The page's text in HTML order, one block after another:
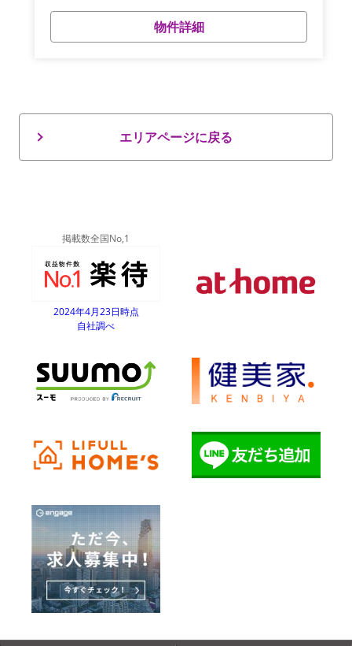
物件詳細
エリアページに戻る
掲載数全国No,1
2024年4月23日時点
自社調べ